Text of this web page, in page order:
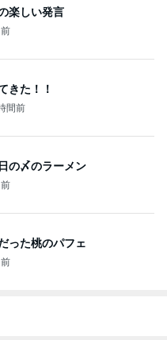
楽しい発言
きた！！
間前
の〆のラーメン
った桃のパフェ